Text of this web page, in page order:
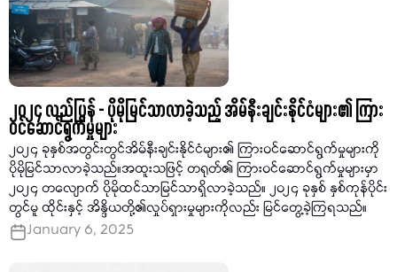
၂၀၂၄ လည်ပြန် - ပိုမိုမြင်သာလာခဲ့သည့် အိမ်နီးချင်းနိုင်ငံများ၏ ကြား
ဝင်ဆောင်ရွက်မှုများ
၂၀၂၄ ခုနှစ်အတွင်းတွင်အိမ်နီးချင်းနိုင်ငံများ၏ ကြားဝင်ဆောင်ရွက်မှုများကို
ပိုမိုမြင်သာလာခဲ့သည်။အထူးသဖြင့် တရုတ်၏ ကြားဝင်ဆောင်ရွက်မှုများမှာ
၂၀၂၄ တလျောက် ပိုမိုထင်သာမြင်သာရှိလာခဲ့သည်။ ၂၀၂၄ ခုနှစ် နှစ်ကုန်ပိုင်း
တွင်မူ ထိုင်းနှင့် အိန္ဒိယတို့၏လှုပ်ရှားမှုများကိုလည်း မြင်တွေ့ခဲ့ကြရသည်။
January 6, 2025